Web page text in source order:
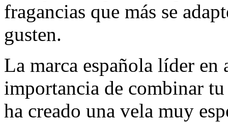
fragancias que más se
gusten.
La marca española líder en
importancia de combinar
ha creado una vela muy